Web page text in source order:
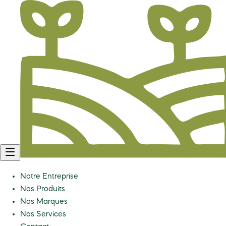
Notre Entreprise
Nos Produits
Nos Marques
Nos Services